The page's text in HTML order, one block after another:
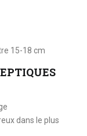
15-18 cm
dans le plus